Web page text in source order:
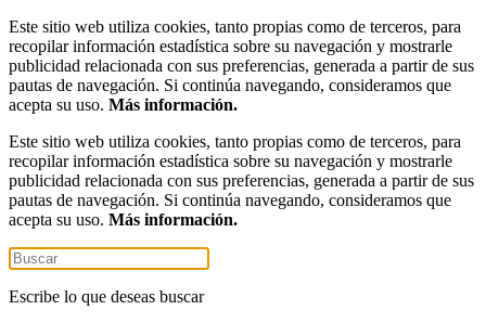
Este sitio web utiliza cookies, tanto propias como de terceros, para
recopilar información estadística sobre su navegación y mostrarle
publicidad relacionada con sus preferencias, generada a partir de sus
pautas de navegación. Si continúa navegando, consideramos que
acepta su uso. Más información.
Este sitio web utiliza cookies, tanto propias como de terceros, para
recopilar información estadística sobre su navegación y mostrarle
publicidad relacionada con sus preferencias, generada a partir de sus
pautas de navegación. Si continúa navegando, consideramos que
acepta su uso. Más información.
Escribe lo que deseas buscar